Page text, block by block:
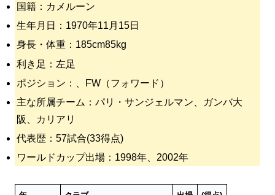
国籍：カメルーン
生年月日：1970年11月15日
身長・体重：185cm85kg
利き足：左足
ポジション：、FW（フォワード）
主な所属チーム：パリ・サンジェルマン、ガンバ大
阪、カリアリ
代表歴：57試合(33得点)
ワールドカップ出場：1998年、2002年